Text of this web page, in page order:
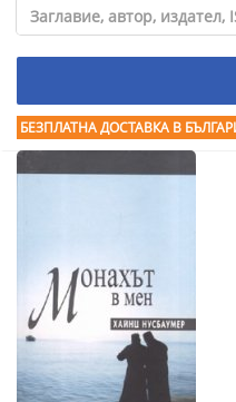
БЕЗПЛАТНА ДОСТАВКА В